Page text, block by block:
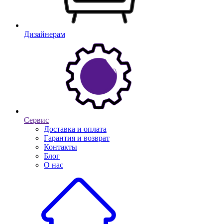
Дизайнерам
Сервис
Доставка и оплата
Гарантия и возврат
Контакты
Блог
О нас